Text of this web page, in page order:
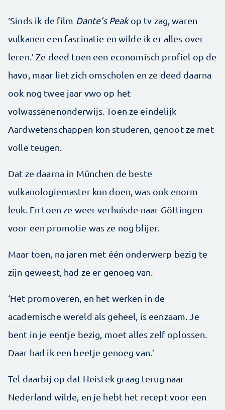
‘Sinds ik de film Dante’s Peakop tv zag, waren
vulkanen een fascinatie en wilde ik er alles over
leren.’ Ze deed toen een economisch profiel op de
havo, maar liet zich omscholen en ze deed daarna
ook nog twee jaar vwo op het
volwassenenonderwijs. Toen ze eindelijk
Aardwetenschappen kon studeren, genoot ze met
volle teugen.
Dat ze daarna in München de beste
vulkanologiemaster kon doen, was ook enorm
leuk. En toen ze weer verhuisde naar Göttingen
voor een promotie was ze nog blijer.
Maar toen, na jaren met één onderwerp bezig te
zijn geweest, had ze er genoeg van.
‘Het promoveren, en het werken in de
academische wereld als geheel, is eenzaam. Je
bent in je eentje bezig, moet alles zelf oplossen.
Daar had ik een beetje genoeg van.’
Tel daarbij op dat Heistek graag terug naar
Nederland wilde, en je hebt het recept voor een